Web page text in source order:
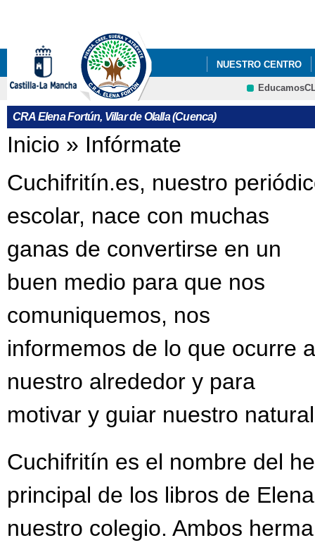
NUESTRO CENTRO
LIBROS DE TEXTO
CRA Elena Fortún, Villar de Olalla (Cuenca)
Se encuentra usted aquí
Inicio » Infórmate
Cuchifritín.es, nuestro
escolar, nace con muchas
ganas de convertirse en un
buen medio para que nos
comuniquemos, nos
informemos de lo que ocurre a
nuestro alrededor y para
motivar y guiar nuestro
Cuchifritín es el nombre del
principal de los libros de
nuestro colegio. Ambos